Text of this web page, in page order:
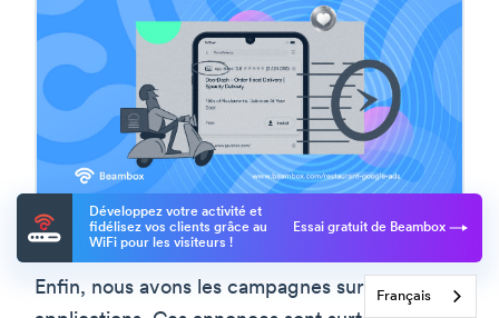
Enfin, nous avons les campagnes sur les
Développez votre activité et
fidélisez vos clients grâce au
WiFi pour les visiteurs !
Essai gratuit de Beambox
Français